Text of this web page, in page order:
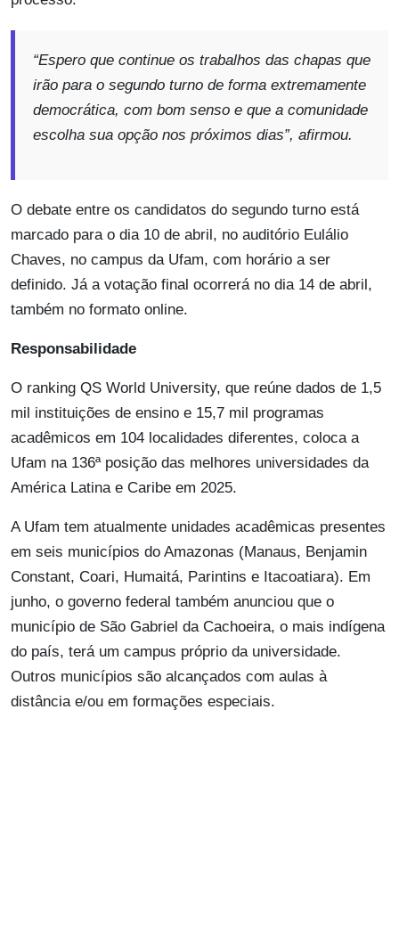
“Espero que continue os trabalhos das chapas que
irão para o segundo turno de forma extremamente
democrática, com bom senso e que a comunidade
escolha sua opção nos próximos dias”, afirmou.
O debate entre os candidatos do segundo turno está
marcado para o dia 10 de abril, no auditório Eulálio
Chaves, no campus da Ufam, com horário a ser
definido. Já a votação final ocorrerá no dia 14 de abril,
também no formato online.
Responsabilidade
O ranking QS World University, que reúne dados de 1,5
mil instituições de ensino e 15,7 mil programas
acadêmicos em 104 localidades diferentes, coloca a
Ufam na 136ª posição das melhores universidades da
América Latina e Caribe em 2025.
A Ufam tem atualmente unidades acadêmicas presentes
em seis municípios do Amazonas (Manaus, Benjamin
Constant, Coari, Humaitá, Parintins e Itacoatiara). Em
junho, o governo federal também anunciou que o
município de São Gabriel da Cachoeira, o mais indígena
do país, terá um campus próprio da universidade.
Outros municípios são alcançados com aulas à
distância e/ou em formações especiais.